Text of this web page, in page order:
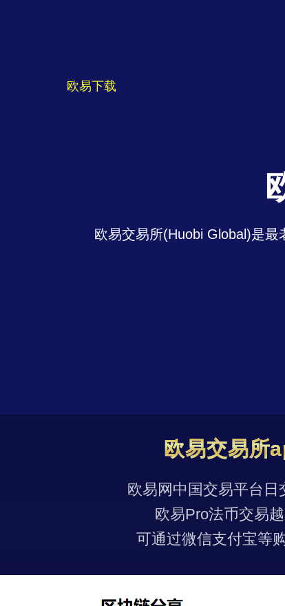
欧易下载
欧易交易所(Huobi Global)是
欧易交易所
欧易网中国交易平台日
欧易Pro法币交易越
可通过微信支付宝等